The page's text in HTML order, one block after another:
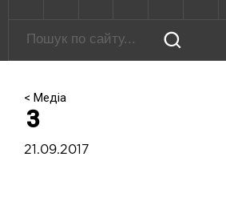
< Медіа
3
21.09.2017